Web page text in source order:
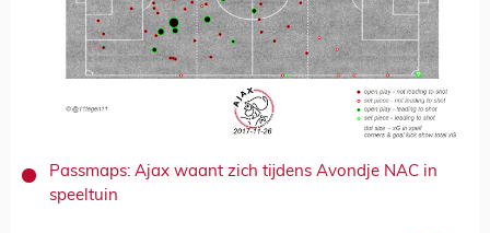
Passmaps: Ajax waant zich tijdens Avondje NAC in
speeltuin